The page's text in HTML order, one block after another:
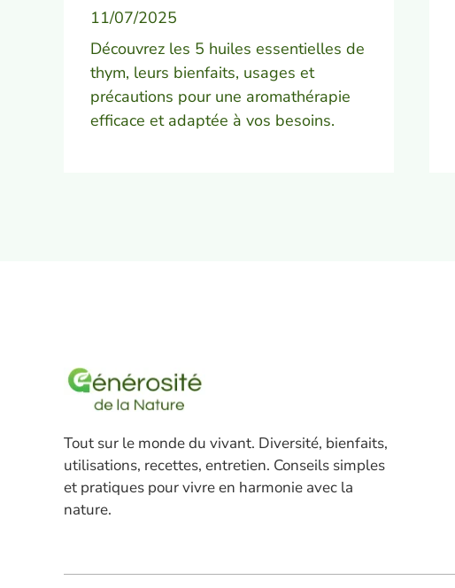
11/07/2025
Découvrez les 5 huiles essentielles de
thym, leurs bienfaits, usages et
précautions pour une aromathérapie
efficace et adaptée à vos besoins.
Tout sur le monde du vivant. Diversité, bienfaits,
utilisations, recettes, entretien. Conseils simples
et pratiques pour vivre en harmonie avec la
nature.